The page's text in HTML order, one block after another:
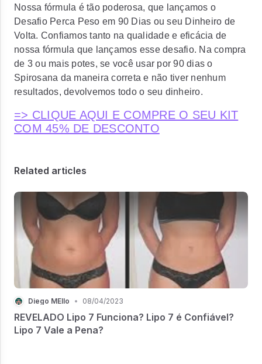
Nossa fórmula é tão poderosa, que lançamos o
Desafio Perca Peso em 90 Dias ou seu Dinheiro de
Volta. Confiamos tanto na qualidade e eficácia de
nossa fórmula que lançamos esse desafio. Na compra
de 3 ou mais potes, se você usar por 90 dias o
Spirosana da maneira correta e não tiver nenhum
resultados, devolvemos todo o seu dinheiro.
=> CLIQUE AQUI E COMPRE O SEU KIT
COM 45% DE DESCONTO
Related articles
Diego MEllo • 08/04/2023
REVELADO Lipo 7 Funciona? Lipo 7 é Confiável?
Lipo 7 Vale a Pena?